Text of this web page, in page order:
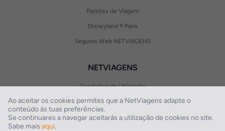
Ao aceitar os cookies permites que a NetViagens adapte o
conteúdo às tuas preferências.
Se continuares a navegar aceitarás a utilização de cookies no site.
Sabe mais aqui.
Pacotes de Viagem
Disneyland ® Paris
Seguros Web NETVIAGENS
NETVIAGENS
Condições de Utilização
FIN e Condições Gerais
Informações Gerais